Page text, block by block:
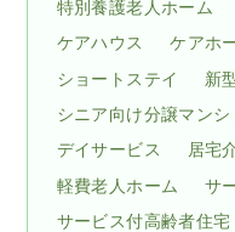
特別養護老人ホーム
ケアハウス
ケアホ
ショートステイ
新
シニア向け分譲マンシ
デイサービス
居宅
軽費老人ホーム
サ
サービス付高齢者住宅